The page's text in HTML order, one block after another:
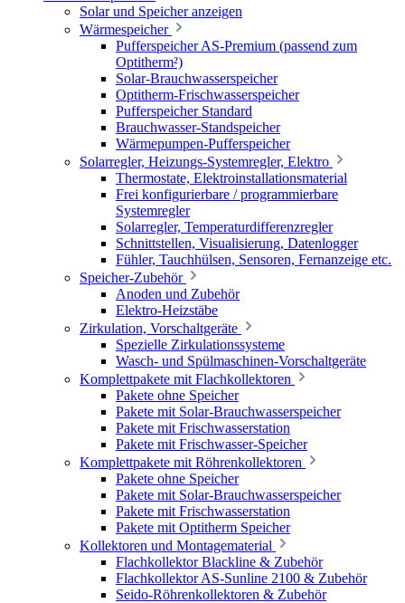
Solar und Speicher anzeigen
Wärmespeicher
Pufferspeicher AS-Premium (passend zum
Optitherm²)
Solar-Brauchwasserspeicher
Optitherm-Frischwasserspeicher
Pufferspeicher Standard
Brauchwasser-Standspeicher
Wärmepumpen-Pufferspeicher
Solarregler, Heizungs-Systemregler, Elektro
Thermostate, Elektroinstallationsmaterial
Frei konfigurierbare / programmierbare
Systemregler
Solarregler, Temperaturdifferenzregler
Schnittstellen, Visualisierung, Datenlogger
Fühler, Tauchhülsen, Sensoren, Fernanzeige etc.
Speicher-Zubehör
Anoden und Zubehör
Elektro-Heizstäbe
Zirkulation, Vorschaltgeräte
Spezielle Zirkulationssysteme
Wasch- und Spülmaschinen-Vorschaltgeräte
Komplettpakete mit Flachkollektoren
Pakete ohne Speicher
Pakete mit Solar-Brauchwasserspeicher
Pakete mit Frischwasserstation
Pakete mit Frischwasser-Speicher
Komplettpakete mit Röhrenkollektoren
Pakete ohne Speicher
Pakete mit Solar-Brauchwasserspeicher
Pakete mit Frischwasserstation
Pakete mit Optitherm Speicher
Kollektoren und Montagematerial
Flachkollektor Blackline & Zubehör
Flachkollektor AS-Sunline 2100 & Zubehör
Seido-Röhrenkollektoren & Zubehör